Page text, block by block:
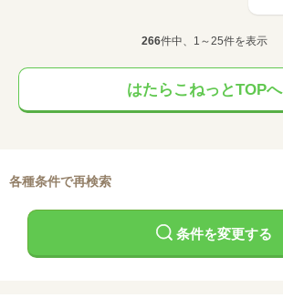
266件中、1～25件を表示
はたらこねっとTOPへ
各種条件で再検索
条件を変更する